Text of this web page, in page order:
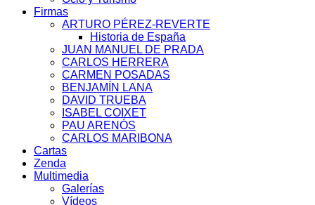
Firmas
ARTURO PÉREZ-REVERTE
Historia de España
JUAN MANUEL DE PRADA
CARLOS HERRERA
CARMEN POSADAS
BENJAMÍN LANA
DAVID TRUEBA
ISABEL COIXET
PAU ARENÓS
CARLOS MARIBONA
Cartas
Zenda
Multimedia
Galerías
Vídeos